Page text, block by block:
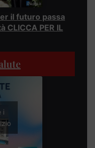
il futuro passa
CLICCA PER IL
i